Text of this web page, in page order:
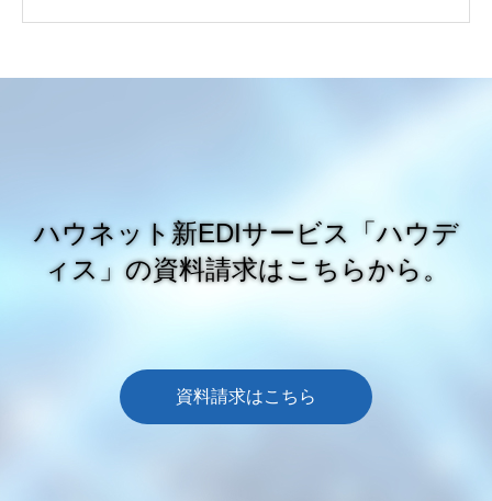
ハウネット新EDIサービス「ハウデ
ィス」の資料請求はこちらから。
資料請求はこちら